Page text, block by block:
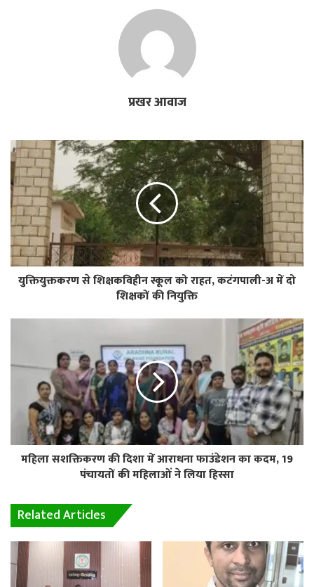
प्रखर आवाज
युक्तियुक्तकरण से शिक्षकविहीन स्कूल को राहत, कटंगपाली-अ में दो
शिक्षकों की नियुक्ति
महिला सशक्तिकरण की दिशा में आराधना फाउंडेशन का कदम, 19
पंचायतों की महिलाओं ने लिया हिस्सा
Related Articles